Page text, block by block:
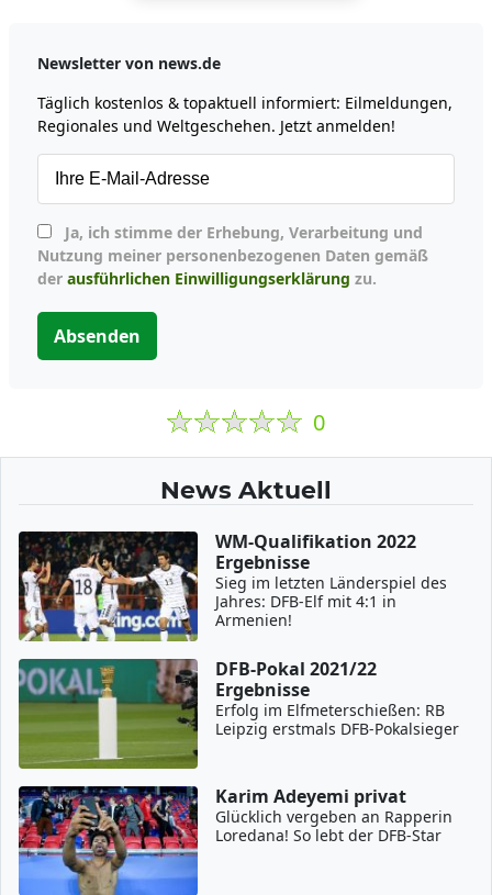
Newsletter von news.de
Täglich kostenlos & topaktuell informiert: Eilmeldungen,
Regionales und Weltgeschehen. Jetzt anmelden!
Nutzung meiner personenbezogenen Daten gemäß
der ausführlichen Einwilligungserklärung zu.
Absenden
0
News Aktuell
WM-Qualifikation 2022
Ergebnisse
Sieg im letzten Länderspiel des
Jahres: DFB-Elf mit 4:1 in
Armenien!
DFB-Pokal 2021/22
Ergebnisse
Erfolg im Elfmeterschießen: RB
Leipzig erstmals DFB-Pokalsieger
Karim Adeyemi privat
Glücklich vergeben an Rapperin
Loredana! So lebt der DFB-Star